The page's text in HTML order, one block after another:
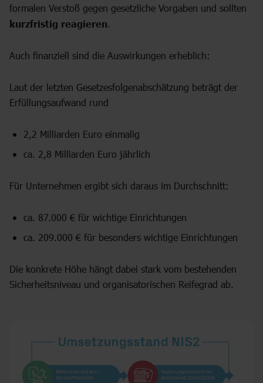
formalen Verstoß gegen gesetzliche Vorgaben und sollten
kurzfristig reagieren.
Auch finanziell sind die Auswirkungen erheblich:
Laut der letzten Gesetzesfolgenabschätzung beträgt der
Erfüllungsaufwand rund
2,2 Milliarden Euro einmalig
ca. 2,8 Milliarden Euro jährlich
Für Unternehmen ergibt sich daraus im Durchschnitt:
ca. 87.000 € für wichtige Einrichtungen
ca. 209.000 € für besonders wichtige Einrichtungen
Die konkrete Höhe hängt dabei stark vom bestehenden
Sicherheitsniveau und organisatorischen Reifegrad ab.